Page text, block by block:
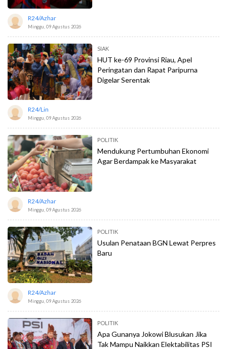
R24/azhar
Minggu, 09 Agustus 2026
SIAK
HUT ke-69 Provinsi Riau, Apel
Peringatan dan Rapat Paripurna
Digelar Serentak
R24/lin
Minggu, 09 Agustus 2026
POLITIK
Mendukung Pertumbuhan Ekonomi
Agar Berdampak ke Masyarakat
R24/azhar
Minggu, 09 Agustus 2026
POLITIK
Usulan Penataan BGN Lewat Perpres
Baru
R24/azhar
Minggu, 09 Agustus 2026
POLITIK
Apa Gunanya Jokowi Blusukan Jika
Tak Mampu Naikkan Elektabilitas PSI